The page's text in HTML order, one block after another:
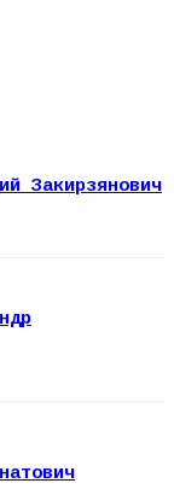
Закирзянович